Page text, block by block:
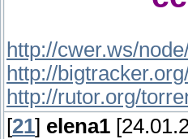
http://cwer.ws/
http://
http://rutor.org/
[21] elena1